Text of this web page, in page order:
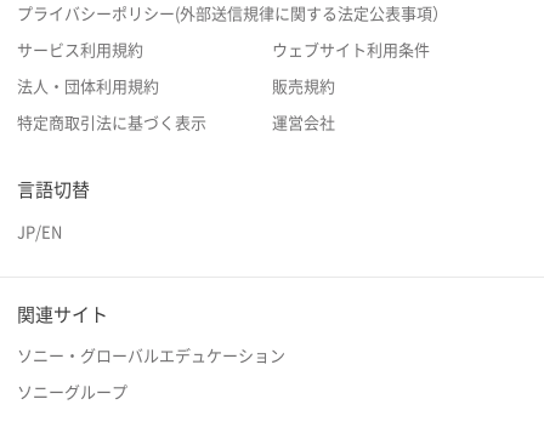
プライバシーポリシー(外部送信規律に関する法定公表事項）
サービス利用規約 ウェブサイト利用条件
法人・団体利用規約 販売規約
特定商取引法に基づく表示 運営会社
言語切替
JP/EN
関連サイト
ソニー・グローバルエデュケーション
ソニーグループ